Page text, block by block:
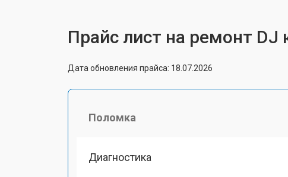
Прайс лист на ремонт DJ
Дата обновления прайса: 18.07.2026
Поломка
Диагностика